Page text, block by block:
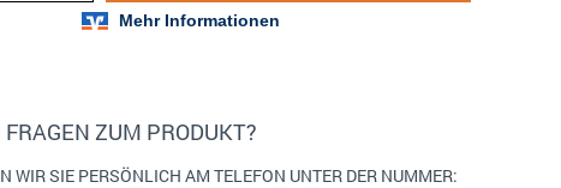
ZUM PRODUKT?
WIR SIE PERSÖNLICH AM TELEFON UNTER DER NUMMER: